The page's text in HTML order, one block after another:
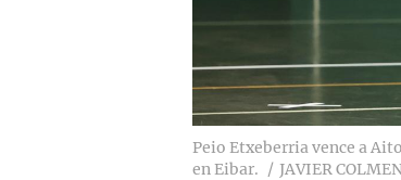
Peio Etxeberria vence a
en Eibar.
JAVIER